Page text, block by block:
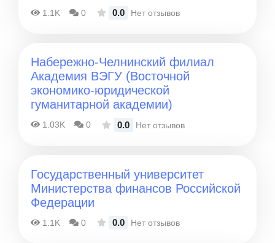
1.1K 0 0.0 Нет отзывов
Набережно-Челнинский филиал
Академия ВЭГУ (Восточной
экономико-юридической
гуманитарной академии)
1.03K 0 0.0 Нет отзывов
Государственный университет
Министерства финансов Российской
Федерации
1.1K 0 0.0 Нет отзывов